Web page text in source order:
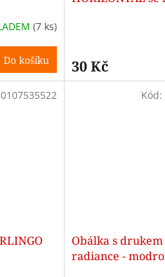
(7 ks)
Do košíku 30 Kč
Obálka s drukem
radiance -
Kód: